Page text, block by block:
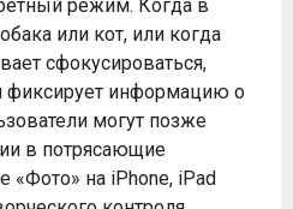
режим. Когда в
или кот, или когда
сфокусироваться,
фиксирует информацию о
могут позже
в потрясающие
«Фото» на iPhone, iPad